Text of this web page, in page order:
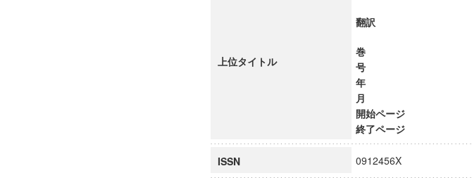
上位タイトル
翻訳
巻
号
年
月
開始ページ
終了ページ
ISSN 0912456X